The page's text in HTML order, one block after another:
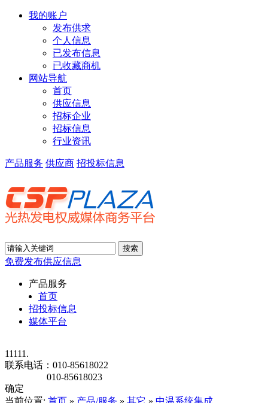
我的账户
发布供求
个人信息
已发布信息
已收藏商机
网站导航
首页
供应信息
招标企业
招标信息
行业资讯
产品服务 供应商 招投标信息
免费发布供应信息
产品服务
首页
招投标信息
媒体平台
11111.
联系电话： 010-85618022
010-85618023
确定
当前位置: 首页 » 产品/服务 » 其它 » 中温系统集成